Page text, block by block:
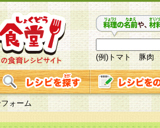
(例)トマト 豚肉
ォーム